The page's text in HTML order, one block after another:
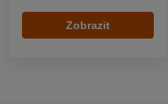
Zobrazit